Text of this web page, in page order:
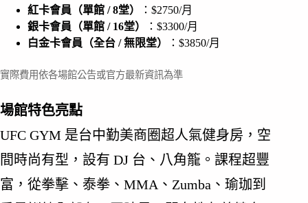
紅卡會員（單館 / 8堂）
：$2750/月
銀卡會員（單館 / 16堂）
：$3300/月
白金卡會員（全台 / 無限堂）
：$3850/月
實際費用依各場館公告或官方最新資訊為準
場館特色亮點
UFC GYM 是台中勤美商圈超人氣健身房，空
間時尚有型，設有 DJ 台、八角籠。課程超豐
富，從拳擊、泰拳、MMA、Zumba、瑜珈到